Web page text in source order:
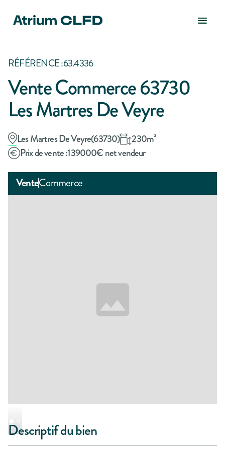
RÉFÉRENCE :63.4336
Vente Commerce 63730
Les Martres De Veyre
Les Martres De Veyre(63730) 230m²
Prix de vente :139000€ net vendeur
VenteCommerce
Descriptif du bien